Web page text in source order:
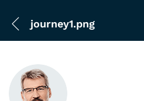
journey1.png